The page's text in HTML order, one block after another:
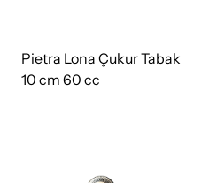
Pietra Lona Çukur Tabak
10 cm 60 cc